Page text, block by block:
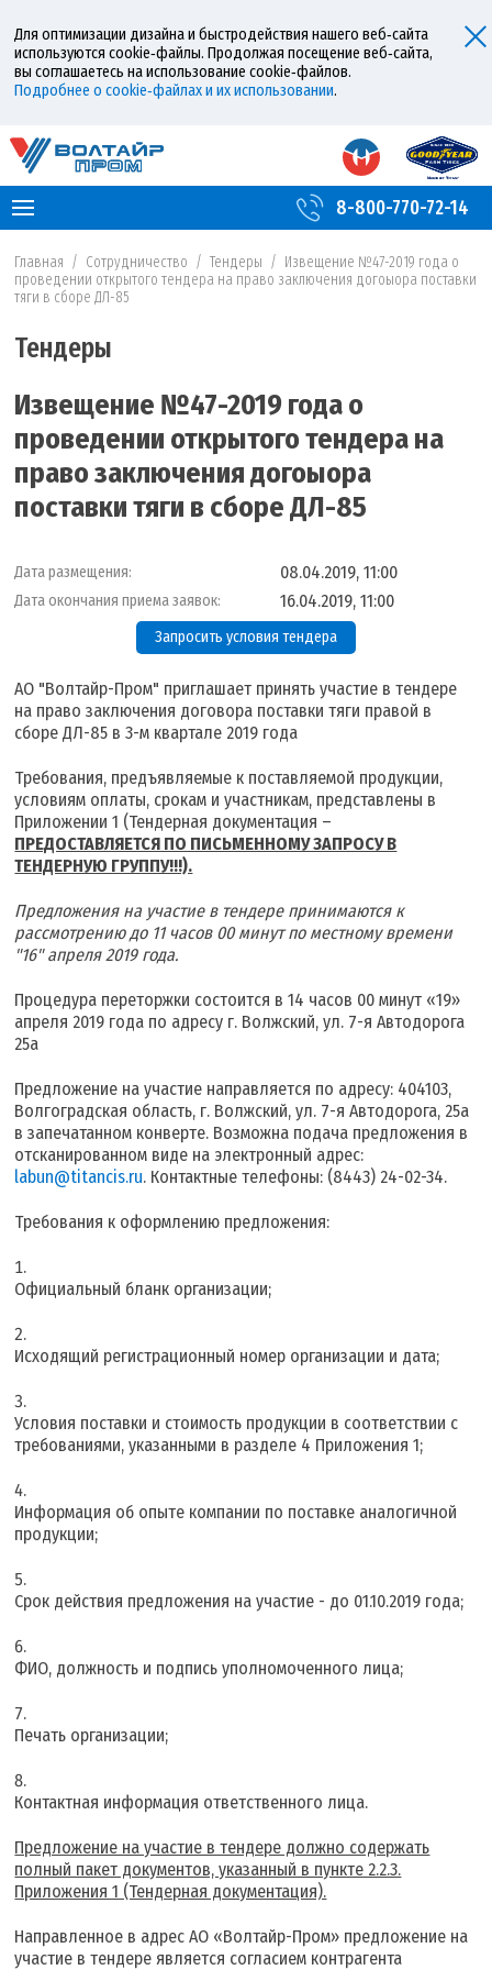
Для оптимизации дизайна и быстродействия нашего веб‑сайта
используются cookie‑файлы. Продолжая посещение веб‑сайта,
вы соглашаетесь на использование cookie‑файлов.
Подробнее о cookie‑файлах и их использовании.
8-800-770-72-14
Главная / Сотрудничество / Тендеры / Извещение №47-2019 года о
проведении открытого тендера на право заключения догоыора поставки
тяги в сборе ДЛ-85
Тендеры
Извещение №47-2019 года о
проведении открытого тендера на
право заключения догоыора
поставки тяги в сборе ДЛ-85
Дата размещения: 08.04.2019, 11:00
Дата окончания приема заявок: 16.04.2019, 11:00
Запросить условия тендера
АО "Волтайр-Пром" приглашает принять участие в тендере
на право заключения договора поставки тяги правой в
сборе ДЛ-85 в 3-м квартале 2019 года
Требования, предъявляемые к поставляемой продукции,
условиям оплаты, срокам и участникам, представлены в
Приложении 1 (Тендерная документация –
ПРЕДОСТАВЛЯЕТСЯ ПО ПИСЬМЕННОМУ ЗАПРОСУ В
ТЕНДЕРНУЮ ГРУППУ!!!).
Предложения на участие в тендере принимаются к
рассмотрению до 11 часов 00 минут по местному времени
"16" апреля 2019 года.
Процедура переторжки состоится в 14 часов 00 минут «19»
апреля 2019 года по адресу г. Волжский, ул. 7-я Автодорога
25а
Предложение на участие направляется по адресу: 404103,
Волгоградская область, г. Волжский, ул. 7-я Автодорога, 25а
в запечатанном конверте. Возможна подача предложения в
отсканированном виде на электронный адрес:
labun@titancis.ru. Контактные телефоны: (8443) 24-02-34.
Требования к оформлению предложения:
Официальный бланк организации;
Исходящий регистрационный номер организации и дата;
Условия поставки и стоимость продукции в соответствии с
требованиями, указанными в разделе 4 Приложения 1;
Информация об опыте компании по поставке аналогичной
продукции;
Срок действия предложения на участие - до 01.10.2019 года;
ФИО, должность и подпись уполномоченного лица;
Печать организации;
Контактная информация ответственного лица.
Предложение на участие в тендере должно содержать
полный пакет документов, указанный в пункте 2.2.3.
Приложения 1 (Тендерная документация).
Направленное в адрес АО «Волтайр-Пром» предложение на
участие в тендере является согласием контрагента